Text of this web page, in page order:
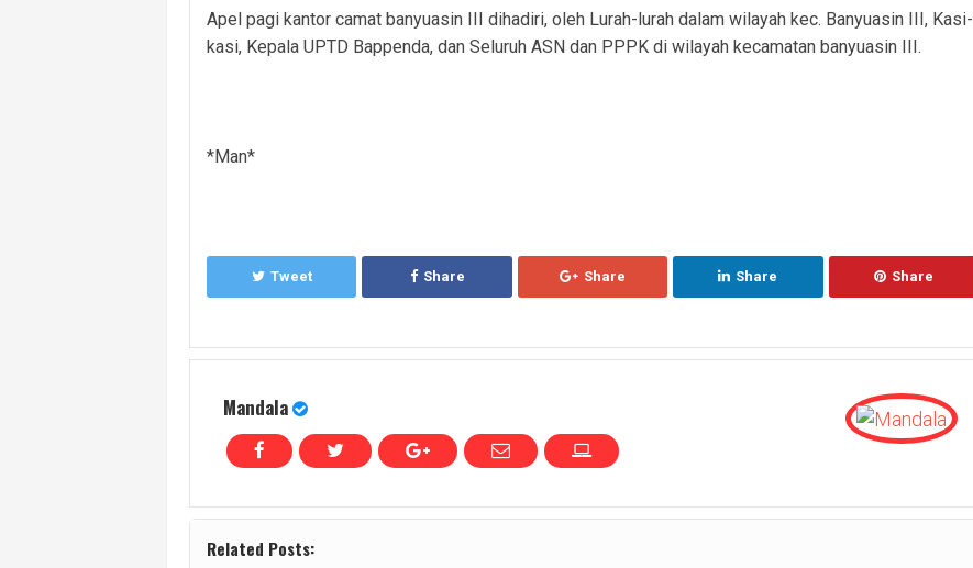
Apel pagi kantor camat banyuasin III dihadiri, oleh Lurah-lurah dalam wilayah kec. Banyuasin III, Kasi-
kasi, Kepala UPTD Bappenda, dan Seluruh ASN dan PPPK di wilayah kecamatan banyuasin III.
*Man*
Tweet Share Share Share Share
Mandala
Related Posts: